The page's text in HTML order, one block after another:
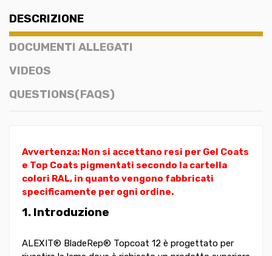
DESCRIZIONE
DOCUMENTI ALLEGATI
VIDEOS
QUESTIONS(FAQS)
Avvertenza: Non si accettano resi per Gel Coats
e Top Coats pigmentati secondo la cartella
colori RAL, in quanto vengono fabbricati
specificamente per ogni ordine.
1. Introduzione
ALEXIT® BladeRep® Topcoat 12 è progettato per